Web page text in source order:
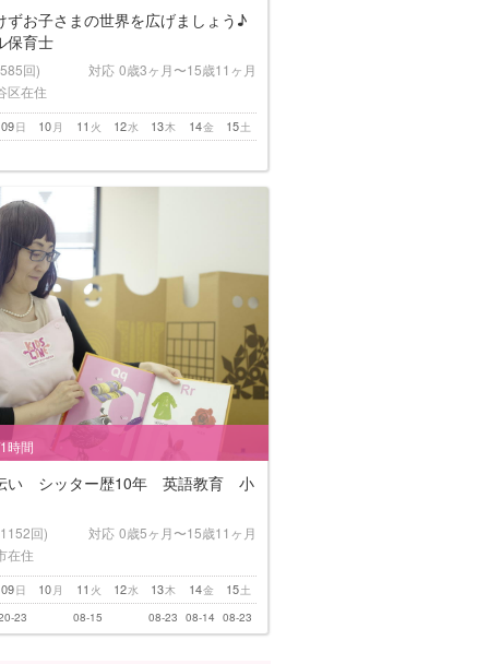
ずお子さまの世界を広げましょう♪
保育士
回) 対応 0歳3ヶ月〜15歳11ヶ月
区在住
日
09 月
10 火
11 水
12 木
13 金
14 土
15
時間
い シッター歴10年 英語教育 小
回) 対応 0歳5ヶ月〜15歳11ヶ月
在住
日
09 月
10 火
11 水
12 木
13 金
14 土
15
23 08-15 08-23 08-14 08-23